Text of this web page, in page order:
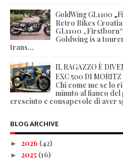
GoldWing GL1100
Retro Bikes
GL1100
Goldwing is a
trans...
IL RAGAZZO È
EXC 500 DI MORITZ
Chi come me se lo
minuto al fianco
cresciuto e consapevole di aver
BLOG ARCHIVE
► 2026 (42)
► 2025 (16)